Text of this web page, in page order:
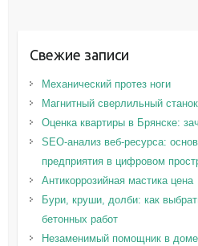
Свежие записи
Механический протез ноги
Магнитный сверлильный
Оценка квартиры в Брянске:
SEO-анализ веб-ресурса:
предприятия в цифровом
Антикоррозийная мастика цена
Бури, круши, долби: как
бетонных работ
Незаменимый помощник в